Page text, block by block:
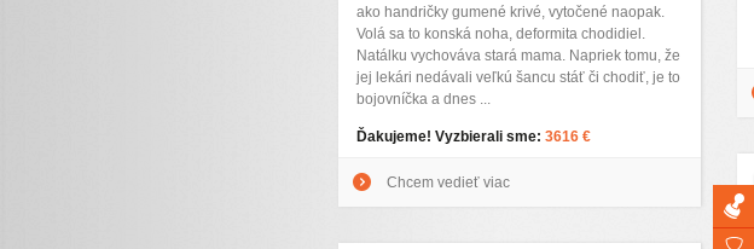
ako handričky gumené krivé, vytočené naopak.
Volá sa to konská noha, deformita chodidiel.
Natálku vychováva stará mama. Napriek tomu, že
jej lekári nedávali veľkú šancu stáť či chodiť, je to
bojovníčka a dnes ...
Ďakujeme! Vyzbierali sme: 3616 €
Chcem vedieť viac